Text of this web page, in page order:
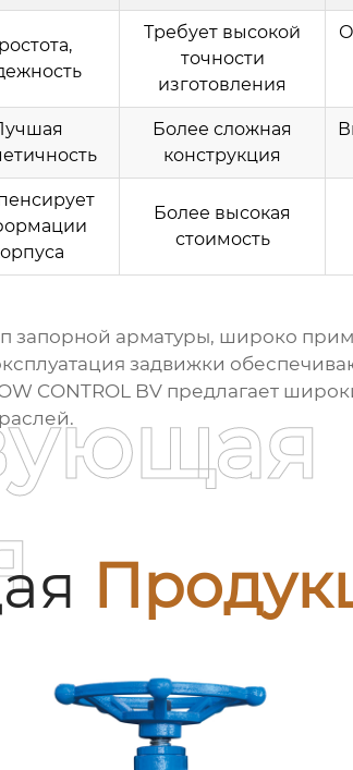
Требует высокой
точности
изготовления
Более сложная
конструкция
Более высокая
стоимость
запорной арматуры, широко
задвижки
CONTROL BV предлагает